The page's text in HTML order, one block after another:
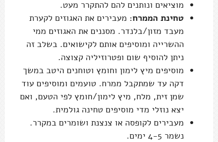
מוציאים ונותנים להם להתקרר מעט.
טחינת הממרח: מעבירים את האגוזים לקערת
מעבד מזון/בלנדר. מסננים את האגוזים ממי
ההשרייה ומוסיפים אותם לקישואים. בשלב זה
ניתן להוסיף שום ופטרוזיליה קצוצה.
מוסיפים מיץ לימון וחומץ וטוחנים היטב במשך
דקה עד שמתקבל ממרח. טועמים ומוסיפים עוד
שמן זית, מלח, מיץ לימון/חומץ לפי הטעם, ואם
יצא נוזלי מדי מוסיפים טחינה גולמית.
מעבירים לקופסה או צנצנת ושומרים במקרר.
נשמר 4-5 ימים.